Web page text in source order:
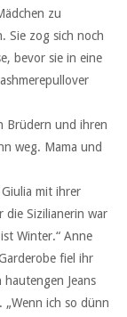
zu
Sie zog sich noch
bevor sie in eine
Brüdern und ihren
weg. Mama und
mit ihrer
die Sizilianerin war
Winter.“ Anne
fiel ihr
Jeans
ich so dünn